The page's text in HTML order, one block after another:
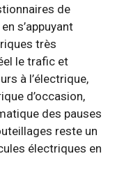
de
s’appuyant
très
le trafic et
à l’électrique,
d’occasion,
des pauses
reste un
électriques en